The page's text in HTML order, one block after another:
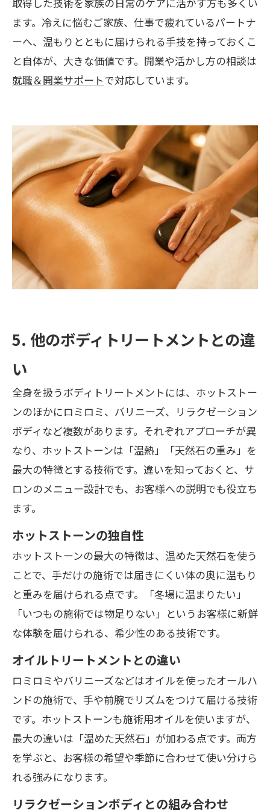
ます。冷えに悩むご家族、仕事で疲れているパートナ
ーへ、温もりとともに届けられる手技を持っておくこ
と自体が、大きな価値です。開業や活かし方の相談は
就職＆開業サポートで対応しています。
5. 他のボディトリートメントとの違
い
全身を扱うボディトリートメントには、ホットストー
ンのほかにロミロミ、バリニーズ、リラクゼーション
ボディなど複数があります。それぞれアプローチが異
なり、ホットストーンは「温熱」「天然石の重み」を
最大の特徴とする技術です。違いを知っておくと、サ
ロンのメニュー設計でも、お客様への説明でも役立ち
ます。
ホットストーンの独自性
ホットストーンの最大の特徴は、温めた天然石を使う
ことで、手だけの施術では届きにくい体の奥に温もり
と重みを届けられる点です。「冬場に温まりたい」
「いつもの施術では物足りない」というお客様に新鮮
な体験を届けられる、希少性のある技術です。
オイルトリートメントとの違い
ロミロミやバリニーズなどはオイルを使ったオールハ
ンドの施術で、手や前腕でリズムをつけて届ける技術
です。ホットストーンも施術用オイルを使いますが、
最大の違いは「温めた天然石」が加わる点です。両方
を学ぶと、お客様の希望や季節に合わせて使い分けら
れる強みになります。
リラクゼーションボディとの組み合わせ